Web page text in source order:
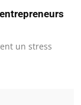
un stress